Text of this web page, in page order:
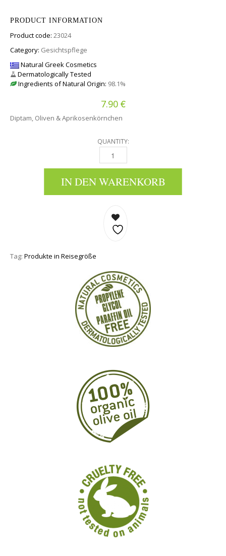
PRODUCT INFORMATION
Product code: 23024
Category: Gesichtspflege
Natural Greek Cosmetics
Dermatologically Tested
Ingredients of Natural Origin: 98.1%
7.90 €
Diptam, Oliven & Aprikosenkörnchen
QUANTITY:
GESICHTSPEELING MIT DIPTAM, OLIVEN &
IN DEN WARENKORB
Tag: Produkte in Reisegröße